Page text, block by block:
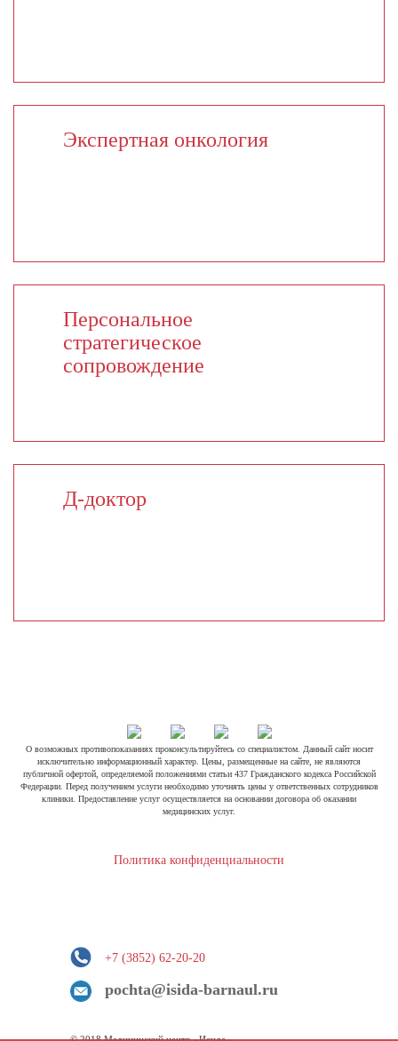
Экспертная онкология
Персональное
стратегическое
сопровождение
Д-доктор
О возможных противопоказаниях проконсультируйтесь со специалистом. Данный сайт носит
исключительно информационный характер. Цены, размещенные на сайте, не являются
публичной офертой, определяемой положениями статьи 437 Гражданского кодекса Российской
Федерации. Перед получением услуги необходимо уточнять цены у ответственных сотрудников
клиники. Предоставление услуг осуществляется на основании договора об оказании
медицинских услуг.
Политика конфиденциальности
+7 (3852) 62-20-20
pochta@isida-barnaul.ru
© 2018 Медицинский центр «Исида»